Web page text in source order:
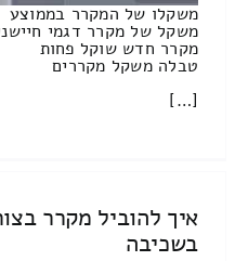
משקלו של המקרר בממוצע
משקל של מקרר דגמי
מקרר חדש שוקל פחות
טבלה משקל מקררים
[…]
איך להוביל מקרר
בשכיבה